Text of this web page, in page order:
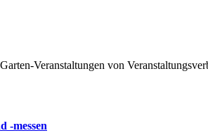
Veranstaltungen von
-messen